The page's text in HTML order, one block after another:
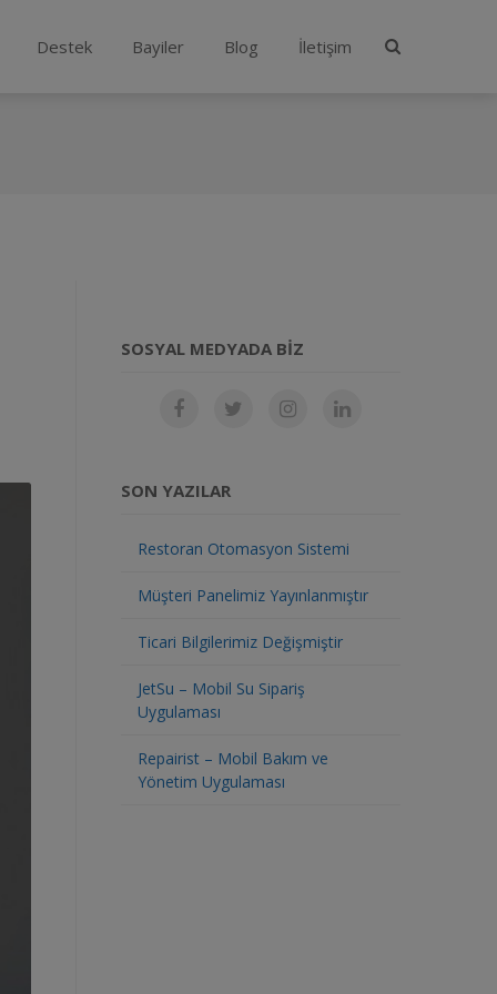
Destek Bayiler Blog İletişim
SOSYAL MEDYADA BIZ
SON YAZILAR
Restoran Otomasyon Sistemi
Müşteri Panelimiz Yayınlanmıştır
Ticari Bilgilerimiz Değişmiştir
JetSu – Mobil Su Sipariş
Uygulaması
Repairist – Mobil Bakım ve
Yönetim Uygulaması